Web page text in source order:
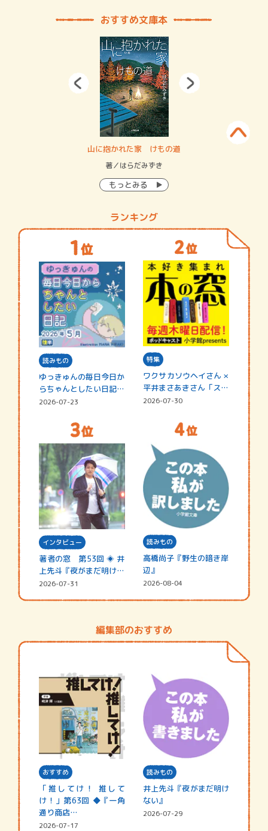
おすすめ文庫本
山に抱かれた家 けもの道
著／はらだみずき
もっとみる
ランキング
読みもの
ゆっきゅんの毎日今日か
らちゃんとしたい日記
☆202…
2026-07-23
特集
ワクサカソウヘイさん ×
平井まさあきさん「スペ
シャ…
2026-07-30
インタビュー
著者の窓 第53回 ◈ 井
上先斗『夜がまだ明けな
い』
2026-07-31
読みもの
高橋尚子『野生の暗き岸
辺』
2026-08-04
編集部のおすすめ
おすすめ
「推してけ！ 推して
け！」第63回 ◆『一角
通り商店…
2026-07-17
読みもの
井上先斗『夜がまだ明け
ない』
2026-07-29